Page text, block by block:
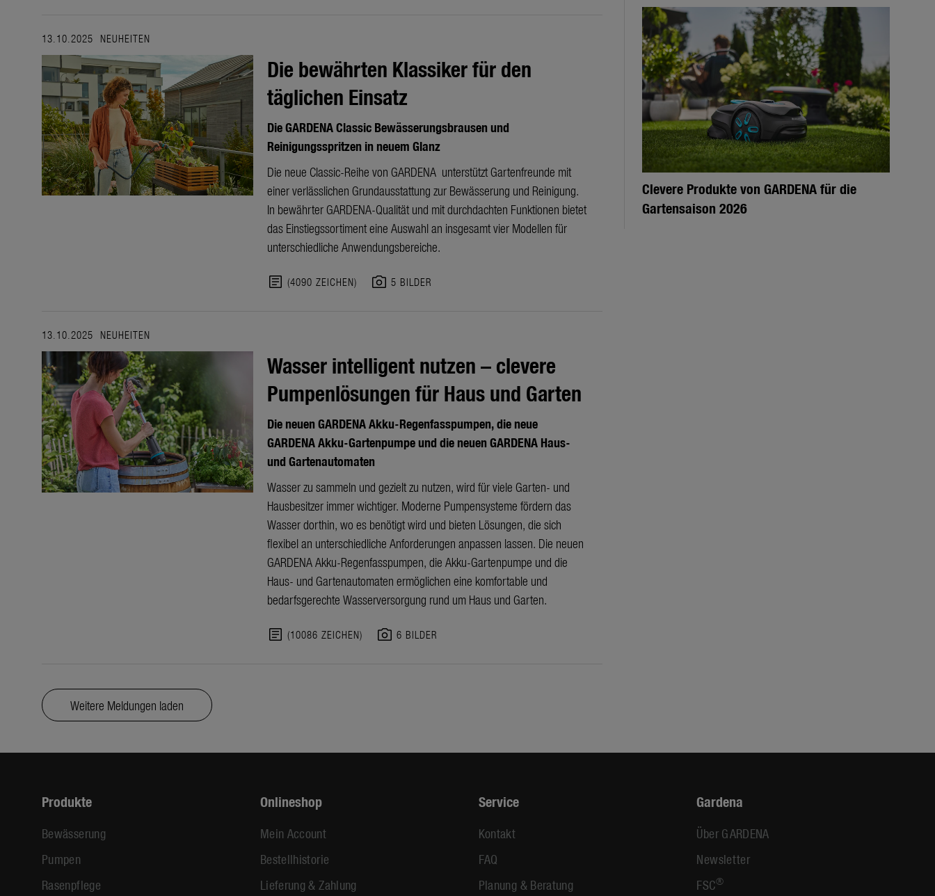
13.10.2025 NEUHEITEN
Die bewährten Klassiker für den
täglichen Einsatz
Die GARDENA Classic Bewässerungsbrausen und
Reinigungsspritzen in neuem Glanz
Die neue Classic-Reihe von GARDENA unterstützt Gartenfreunde mit
einer verlässlichen Grundausstattung zur Bewässerung und Reinigung.
In bewährter GARDENA-Qualität und mit durchdachten Funktionen bietet
das Einstiegssortiment eine Auswahl an insgesamt vier Modellen für
unterschiedliche Anwendungsbereiche.
article (4090 ZEICHEN) photo_camera 5 BILDER
13.10.2025 NEUHEITEN
Wasser intelligent nutzen – clevere
Pumpenlösungen für Haus und Garten
Die neuen GARDENA Akku-Regenfasspumpen, die neue
GARDENA Akku-Gartenpumpe und die neuen GARDENA Haus-
und Gartenautomaten
Wasser zu sammeln und gezielt zu nutzen, wird für viele Garten- und
Hausbesitzer immer wichtiger. Moderne Pumpensysteme fördern das
Wasser dorthin, wo es benötigt wird und bieten Lösungen, die sich
flexibel an unterschiedliche Anforderungen anpassen lassen. Die neuen
GARDENA Akku-Regenfasspumpen, die Akku-Gartenpumpe und die
Haus- und Gartenautomaten ermöglichen eine komfortable und
bedarfsgerechte Wasserversorgung rund um Haus und Garten.
article (10086 ZEICHEN) photo_camera 6 BILDER
Weitere Meldungen laden
Clevere Produkte von GARDENA für die
Gartensaison 2026
Produkte
Bewässerung
Pumpen
Rasenpflege
Onlineshop
Mein Account
Bestellhistorie
Lieferung & Zahlung
Service
Kontakt
FAQ
Planung & Beratung
Gardena
Über GARDENA
Newsletter
FSC®